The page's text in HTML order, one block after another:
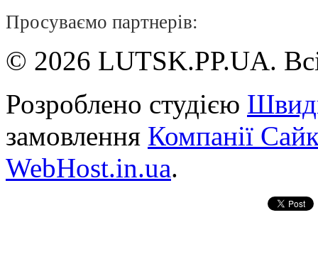
Просуваємо партнерів:
© 2026 LUTSK.PP.UA.
Розроблено студією
замовлення Компанії
WebHost.in.ua.